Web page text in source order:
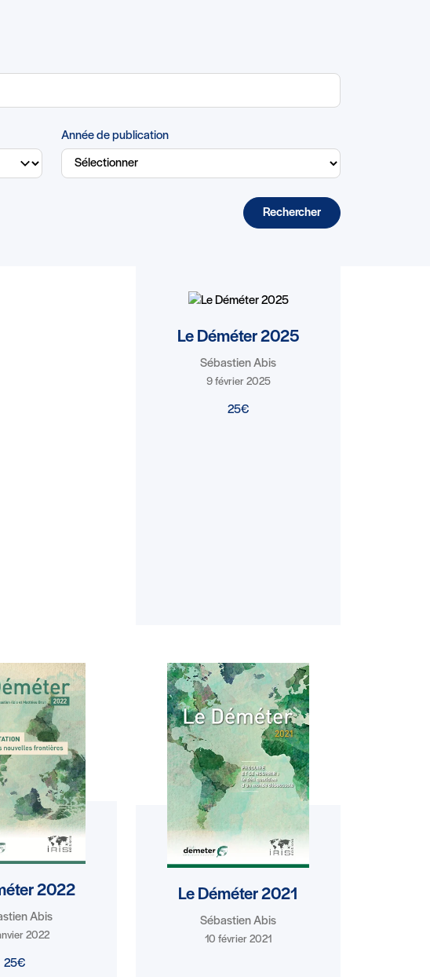
Année de publication
Rechercher
Le Déméter 2025
Sébastien Abis
9 février 2025
25€
2022
Abis
2022
25€
Le Déméter 2021
Sébastien Abis
10 février 2021